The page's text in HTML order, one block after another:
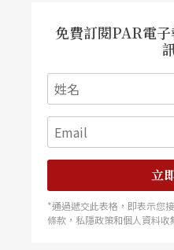
免費訂閱PAR電
立
*通過遞交此表格，即表示您
條款，私隱政策和個人資料收